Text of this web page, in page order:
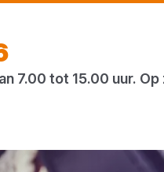
7.00 tot 15.00 uur.